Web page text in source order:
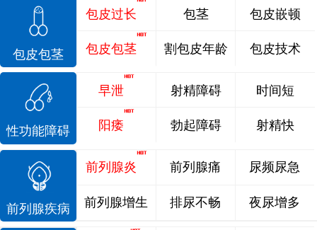
包皮包茎
包皮过长
包皮包茎
包茎
割包皮年龄
包皮嵌顿
包皮技术
性功能障碍
早泄
阳痿
射精障碍
勃起障碍
时间短
射精快
前列腺疾病
前列腺炎 前列腺痛 尿频尿急
前列腺增生 排尿不畅 夜尿增多